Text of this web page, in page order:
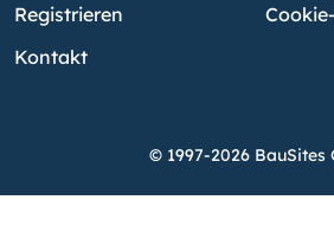
Registrieren
Kontakt
© 1997-2026 BauSites